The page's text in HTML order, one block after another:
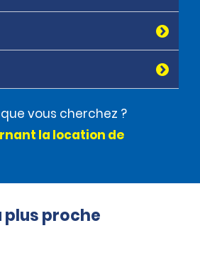
vous cherchez ?
la location de
plus proche